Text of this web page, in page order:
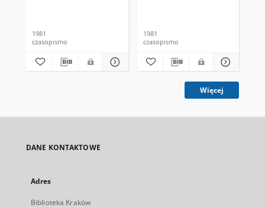
1981
czasopismo
1981
czasopismo
Więcej
DANE KONTAKTOWE
Adres
Biblioteka Kraków